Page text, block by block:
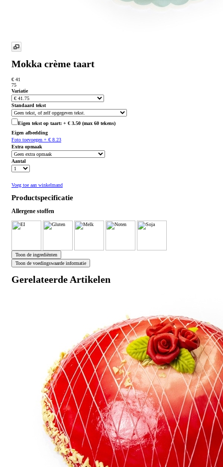
Mokka crème taart
€ 41
75
Variatie
Standaard tekst
Eigen tekst op taart: + € 3.50 (max 60 tekens)
Eigen afbeelding
Foto toevoegen + € 8.23
Extra opmaak
Aantal
Voeg toe aan winkelmand
Productspecificatie
Allergene stoffen
Gerelateerde Artikelen